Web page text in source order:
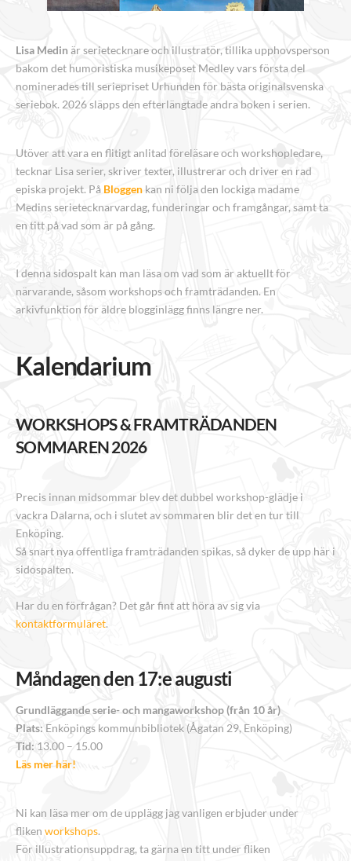
Lisa Medin är serietecknare och illustratör, tillika upphovsperson
bakom det humoristiska musikeposet Medley vars första del
nominerades till seriepriset Urhunden för bästa originalsvenska
seriebok. 2026 släpps den efterlängtade andra boken i serien.
Utöver att vara en flitigt anlitad föreläsare och workshopledare,
tecknar Lisa serier, skriver texter, illustrerar och driver en rad
episka projekt. På Bloggen kan ni följa den lockiga madame
Medins serietecknarvardag, funderingar och framgångar, samt ta
en titt på vad som är på gång.
I denna sidospalt kan man läsa om vad som är aktuellt för
närvarande, såsom workshops och framträdanden. En
arkivfunktion för äldre blogginlägg finns längre ner.
Kalendarium
WORKSHOPS & FRAMTRÄDANDEN
SOMMAREN 2026
Precis innan midsommar blev det dubbel workshop-glädje i
vackra Dalarna, och i slutet av sommaren blir det en tur till
Enköping.
Så snart nya offentliga framträdanden spikas, så dyker de upp här i
sidospalten.
Har du en förfrågan? Det går fint att höra av sig via
kontaktformuläret.
Måndagen den 17:e augusti
Grundläggande serie- och mangaworkshop (från 10 år)
Plats: Enköpings kommunbibliotek (Ågatan 29, Enköping)
Tid: 13.00 – 15.00
Läs mer här!
Ni kan läsa mer om de upplägg jag vanligen erbjuder under
fliken workshops.
För illustrationsuppdrag, ta gärna en titt under fliken